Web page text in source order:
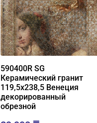
590400R SG
Керамический гранит
119,5х238,5 Венеция
декорированный
обрезной